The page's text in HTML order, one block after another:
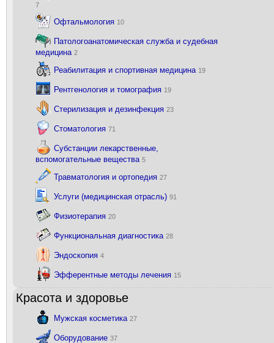
7
Офтальмология 10
Патологоанатомическая служба и судебная
медицина 2
Реабилитация и спортивная медицина 19
Рентгенология и томография 19
Стерилизация и дезинфекция 23
Стоматология 71
Субстанции лекарственные,
вспомогательные вещества 5
Травматология и ортопедия 27
Услуги (медицинская отрасль) 91
Физиотерапия 20
Функциональная диагностика 28
Эндоскопия 4
Эфферентные методы лечения 15
Красота и здоровье
Мужская косметика 27
Оборудование 37